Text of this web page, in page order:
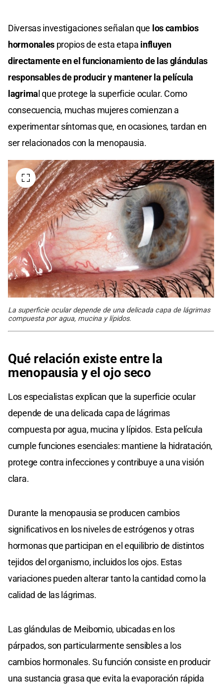
Diversas investigaciones señalan que los cambios
hormonales propios de esta etapa influyen
directamente en el funcionamiento de las glándulas
responsables de producir y mantener la película
lagrima l que protege la superficie ocular. Como
consecuencia, muchas mujeres comienzan a
experimentar síntomas que, en ocasiones, tardan en
ser relacionados con la menopausia.
La superficie ocular depende de una delicada capa de lágrimas
compuesta por agua, mucina y lípidos.
Qué relación existe entre la
menopausia y el ojo seco
Los especialistas explican que la superficie ocular
depende de una delicada capa de lágrimas
compuesta por agua, mucina y lípidos. Esta película
cumple funciones esenciales: mantiene la hidratación,
protege contra infecciones y contribuye a una visión
clara.
Durante la menopausia se producen cambios
significativos en los niveles de estrógenos y otras
hormonas que participan en el equilibrio de distintos
tejidos del organismo, incluidos los ojos. Estas
variaciones pueden alterar tanto la cantidad como la
calidad de las lágrimas.
Las glándulas de Meibomio, ubicadas en los
párpados, son particularmente sensibles a los
cambios hormonales. Su función consiste en producir
una sustancia grasa que evita la evaporación rápida